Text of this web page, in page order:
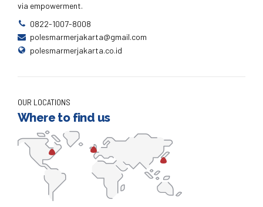
via empowerment.
0822-1007-8008
polesmarmerjakarta@gmail.com
polesmarmerjakarta.co.id
OUR LOCATIONS
Where to find us